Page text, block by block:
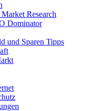
Research
Dominator
und Sparen Tipps